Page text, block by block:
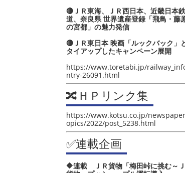
🔴ＪＲ東海、ＪＲ西日本、近畿日本鉄
道、奈良県 世界遺産登録「飛鳥・藤
の宮都」の魅力発信
🔴ＪＲ東日本 映画「ルックバック」
タイアップしたキャンペーン展開
https://www.toretabi.jp/
ntry-26091.html
🔀ＨＰリンク集
https://www.kotsu.co.jp/
opics/2022/post_5238.html
✅連載企画
🔶連載 ＪＲ貨物「梅田峠に挑む～